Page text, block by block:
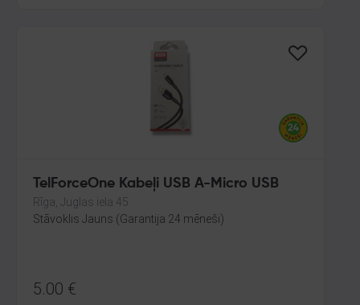
TelForceOne Kabeļi USB A-Micro USB
Rīga, Juglas iela 45
Stāvoklis Jauns (Garantija 24 mēneši)
5.00 €